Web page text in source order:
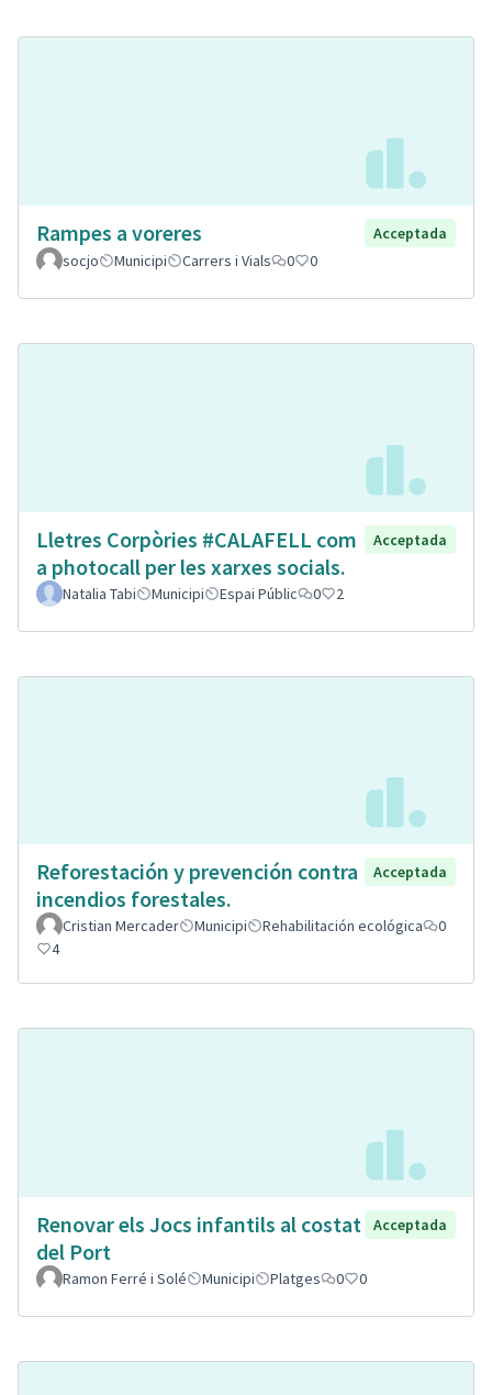
Rampes a voreres
Acceptada
socjo
Municipi Carrers i Vials 0 0
Lletres Corpòries #CALAFELL com
a photocall per les xarxes socials.
Acceptada
Natalia Tabi Municipi Espai Públic 0 2
Reforestación y prevención contra
incendios forestales.
Acceptada
Cristian Mercader Municipi Rehabilitación ecológica
0
4
Renovar els Jocs infantils al costat
del Port
Acceptada
Ramon Ferré i Solé Municipi Platges 0 0